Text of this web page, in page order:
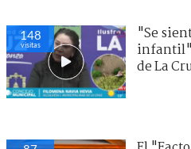
148
visitas
"Se
infantil":
de La